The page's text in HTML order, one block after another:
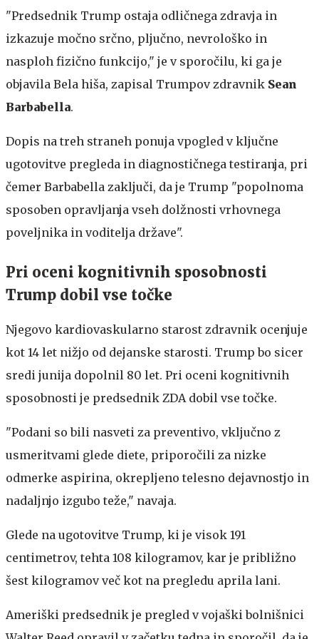
"Predsednik Trump ostaja odličnega zdravja in
izkazuje močno srčno, pljučno, nevrološko in
nasploh fizično funkcijo," je v sporočilu, ki ga je
objavila Bela hiša, zapisal Trumpov zdravnik Sean
Barbabella.
Dopis na treh straneh ponuja vpogled v ključne
ugotovitve pregleda in diagnostičnega testiranja, pri
čemer Barbabella zaključi, da je Trump "popolnoma
sposoben opravljanja vseh dolžnosti vrhovnega
poveljnika in voditelja države".
Pri oceni kognitivnih sposobnosti
Trump dobil vse točke
Njegovo kardiovaskularno starost zdravnik ocenjuje
kot 14 let nižjo od dejanske starosti. Trump bo sicer
sredi junija dopolnil 80 let. Pri oceni kognitivnih
sposobnosti je predsednik ZDA dobil vse točke.
"Podani so bili nasveti za preventivo, vključno z
usmeritvami glede diete, priporočili za nizke
odmerke aspirina, okrepljeno telesno dejavnostjo in
nadaljnjo izgubo teže," navaja.
Glede na ugotovitve Trump, ki je visok 191
centimetrov, tehta 108 kilogramov, kar je približno
šest kilogramov več kot na pregledu aprila lani.
Ameriški predsednik je pregled v vojaški bolnišnici